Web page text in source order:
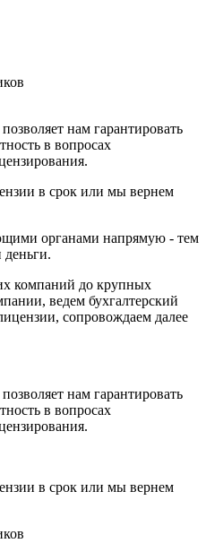
нам гарантировать
в вопросах
в срок или мы вернем
органами напрямую - тем
компаний до крупных
ведем бухгалтерский
сопровождаем далее
нам гарантировать
в вопросах
в срок или мы вернем